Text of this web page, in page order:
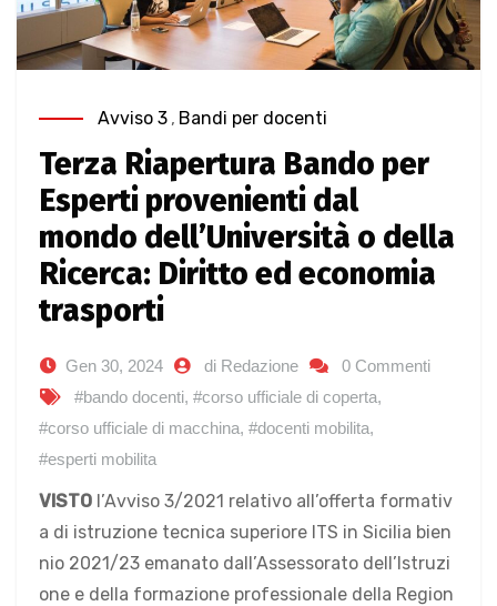
Avviso 3 , Bandi per docenti
Terza Riapertura Bando per
Esperti provenienti dal
mondo dell’Università o della
Ricerca: Diritto ed economia
trasporti
Gen 30, 2024 di Redazione
0 Commenti
#bando docenti, #corso ufficiale di coperta,
#corso ufficiale di macchina, #docenti mobilita,
#esperti mobilita
VISTO l’Avviso 3/2021 relativo all’offerta formativ
a di istruzione tecnica superiore ITS in Sicilia bien
nio 2021/23 emanato dall’Assessorato dell’Istruzi
one e della formazione professionale della Region